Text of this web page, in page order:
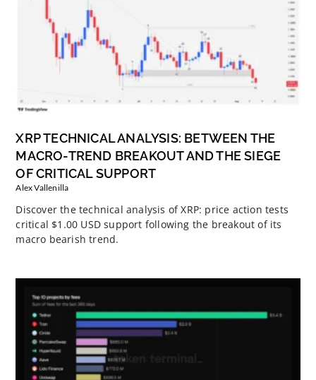
XRP TECHNICAL ANALYSIS: BETWEEN THE
MACRO-TREND BREAKOUT AND THE SIEGE
OF CRITICAL SUPPORT
Alex Vallenilla
Discover the technical analysis of XRP: price action tests
critical $1.00 USD support following the breakout of its
macro bearish trend.